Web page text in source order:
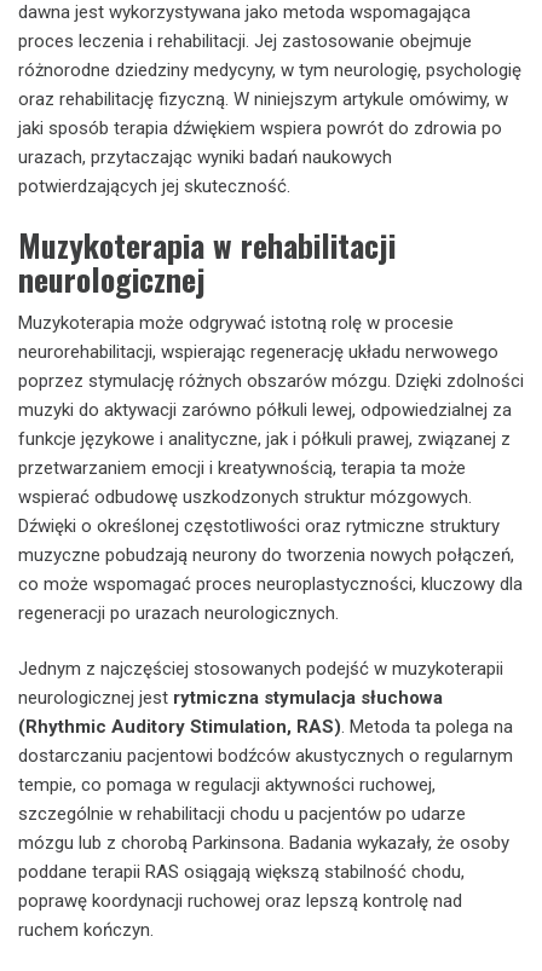
dawna jest wykorzystywana jako metoda wspomagająca
proces leczenia i rehabilitacji. Jej zastosowanie obejmuje
różnorodne dziedziny medycyny, w tym neurologię, psychologię
oraz rehabilitację fizyczną. W niniejszym artykule omówimy, w
jaki sposób terapia dźwiękiem wspiera powrót do zdrowia po
urazach, przytaczając wyniki badań naukowych
potwierdzających jej skuteczność.
Muzykoterapia w rehabilitacji
neurologicznej
Muzykoterapia może odgrywać istotną rolę w procesie
neurorehabilitacji, wspierając regenerację układu nerwowego
poprzez stymulację różnych obszarów mózgu. Dzięki zdolności
muzyki do aktywacji zarówno półkuli lewej, odpowiedzialnej za
funkcje językowe i analityczne, jak i półkuli prawej, związanej z
przetwarzaniem emocji i kreatywnością, terapia ta może
wspierać odbudowę uszkodzonych struktur mózgowych.
Dźwięki o określonej częstotliwości oraz rytmiczne struktury
muzyczne pobudzają neurony do tworzenia nowych połączeń,
co może wspomagać proces neuroplastyczności, kluczowy dla
regeneracji po urazach neurologicznych.
Jednym z najczęściej stosowanych podejść w muzykoterapii
neurologicznej jest rytmiczna stymulacja słuchowa
(Rhythmic Auditory Stimulation, RAS). Metoda ta polega na
dostarczaniu pacjentowi bodźców akustycznych o regularnym
tempie, co pomaga w regulacji aktywności ruchowej,
szczególnie w rehabilitacji chodu u pacjentów po udarze
mózgu lub z chorobą Parkinsona. Badania wykazały, że osoby
poddane terapii RAS osiągają większą stabilność chodu,
poprawę koordynacji ruchowej oraz lepszą kontrolę nad
ruchem kończyn.